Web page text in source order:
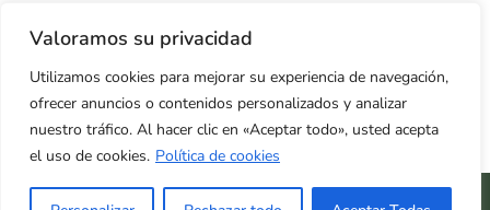
Valoramos su privacidad
Utilizamos cookies para mejorar su experiencia de navegación,
ofrecer anuncios o contenidos personalizados y analizar
nuestro tráfico. Al hacer clic en «Aceptar todo», usted acepta
el uso de cookies. Política de cookies
Accesibilidad